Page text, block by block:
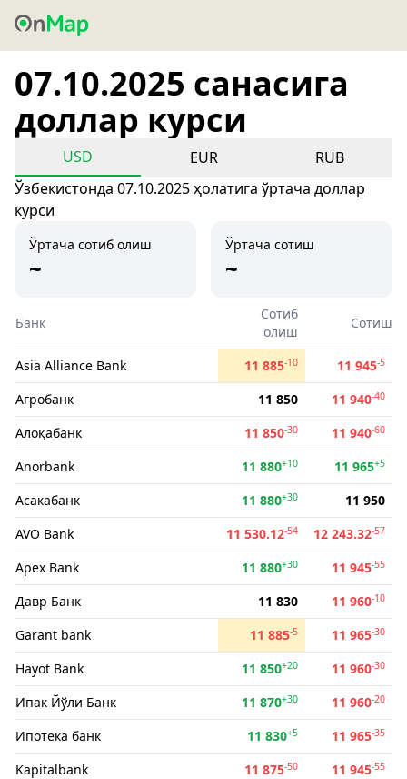
07.10.2025 санасига
доллар курси
USD EUR
RUB
Ўзбекистонда 07.10.2025 ҳолатига ўртача доллар
курси
Ўртача сотиб олиш
~
Ўртача сотиш
~
Банк
Сотиб
олиш
Сотиш
Asia Alliance Bank 11 885-10 11 945-5
Агробанк 11 850 11 940-40
Алоқабанк 11 850-30 11 940-60
Anorbank 11 880+10 11 965+5
Асакабанк 11 880+30
11 950
AVO Bank
11 530.12-54 12 243.32-57
Apex Bank 11 880+30 11 945-55
Давр Банк 11 830 11 960-10
Garant bank 11 885-5 11 965-30
Hayot Bank 11 850+20 11 960-30
Ипак Йўли Банк 11 870+30 11 960-20
Ипотека банк 11 830+5 11 965-35
Kapitalbank 11 875-50 11 945-55